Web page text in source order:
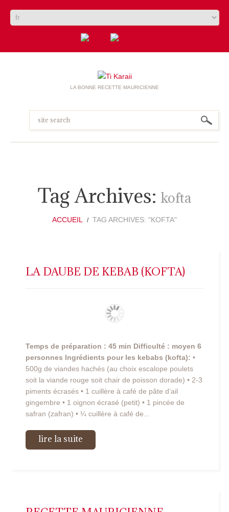
LA BONNE RECETTE MAURICIENNE
Tag Archives: kofta
ACCUEIL TAG ARCHIVES: "KOFTA"
LA DAUBE DE KEBAB (KOFTA)
Temps de préparation : 45 min Difficulté : moyen 6
personnes Ingrédients pour les kebabs (kofta): •
500g de viandes hachés (au choix escalope poulets
soit la viande rouge soit chair de poisson dorade) • 2-3
piments écrasés • 1 cuillère à café de pâte d’ail
gingembre • 1 oignon écrasé (petit) • 1 pincée de
safran (zafran) • ¼ cuillère à café de...
lire la suite